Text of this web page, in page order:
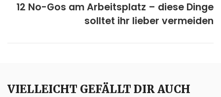
12 No-Gos am Arbeitsplatz – diese Dinge
solltet ihr lieber vermeiden
VIELLEICHT GEFÄLLT DIR AUCH